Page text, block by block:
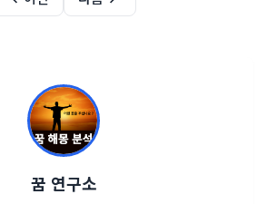
니다.^^ ..
꿈 연구소